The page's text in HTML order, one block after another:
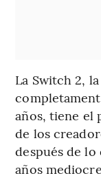
La Switch 2,
años, tiene el
de los
después de
años